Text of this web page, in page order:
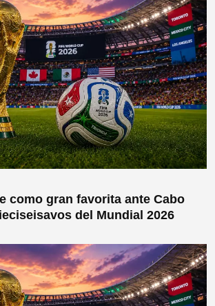
como gran favorita ante Cabo
del Mundial 2026